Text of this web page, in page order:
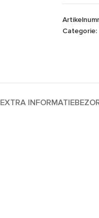
Categorie:
EXTRA INFORMATIE